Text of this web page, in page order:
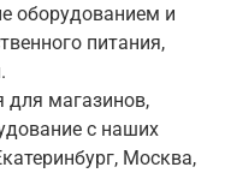
оборудованием и
питания,
для магазинов,
с наших
Москва,